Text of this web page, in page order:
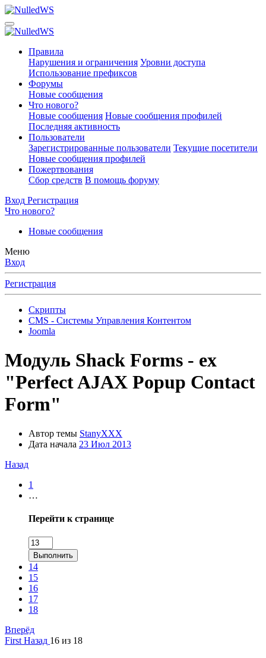
Правила
Нарушения и ограничения Уровни доступа
Использование префиксов
Форумы
Новые сообщения
Что нового?
Новые сообщения Новые сообщения профилей
Последняя активность
Пользователи
Зарегистрированные пользователи Текущие посетители
Новые сообщения профилей
Пожертвования
Сбор средств В помощь форуму
Вход Регистрация
Что нового?
Новые сообщения
Меню
Вход
Регистрация
Скрипты
CMS - Системы Управления Контентом
Joomla
Модуль Shack Forms - ex
"Perfect AJAX Popup Contact
Form"
Автор темы StanyXXX
Дата начала 23 Июл 2013
Назад
1
…
Перейти к странице
Выполнить
14
15
16
17
18
Вперёд
First Назад 16 из 18